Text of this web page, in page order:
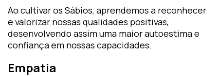
Ao cultivar os Sábios, aprendemos a reconhecer
e valorizar nossas qualidades positivas,
desenvolvendo assim uma maior autoestima e
confiança em nossas capacidades.
Empatia